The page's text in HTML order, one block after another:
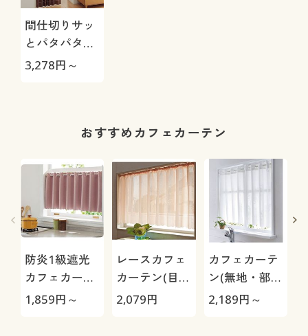
間仕切りサッ
とパタパタ省
エネカーテン
3,278円～
おすすめカフェカーテン
防炎1級遮光
カフェカーテ
ン
1,859円～
レースカフェ
カーテン(目隠
し・UVカッ
2,079円
カフェカーテ
ン(無地・部屋
が明るくなる
2,189円～